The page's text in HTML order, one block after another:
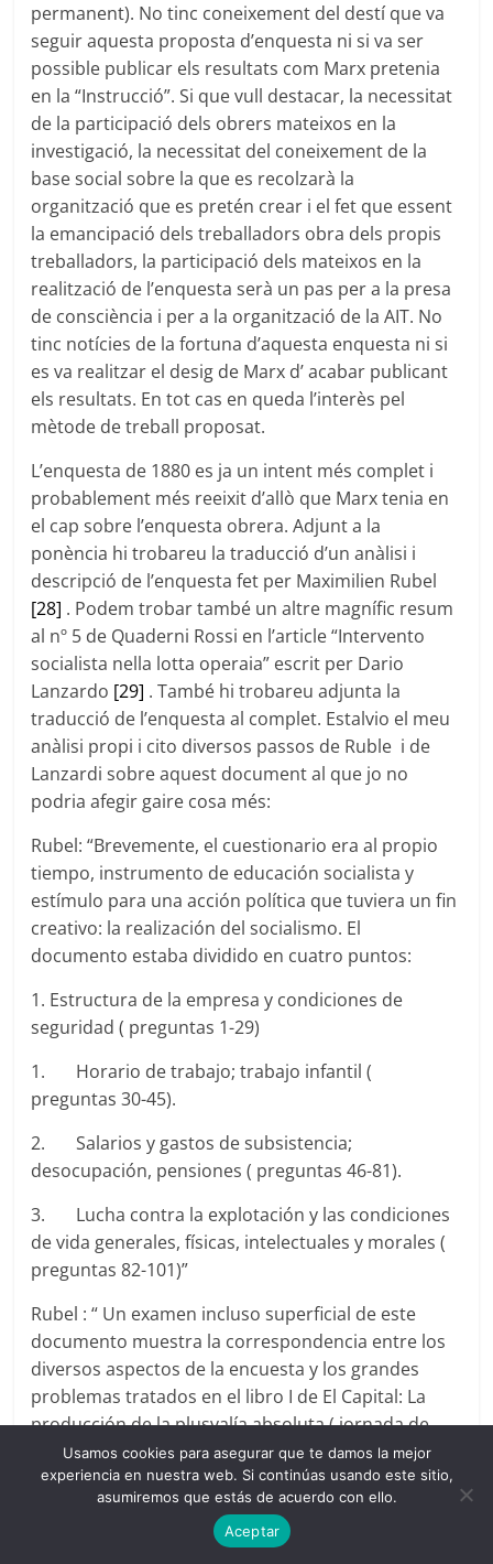
permanent). No tinc coneixement del destí que va
seguir aquesta proposta d’enquesta ni si va ser
possible publicar els resultats com Marx pretenia
en la “Instrucció”. Si que vull destacar, la necessitat
de la participació dels obrers mateixos en la
investigació, la necessitat del coneixement de la
base social sobre la que es recolzarà la
organització que es pretén crear i el fet que essent
la emancipació dels treballadors obra dels propis
treballadors, la participació dels mateixos en la
realització de l’enquesta serà un pas per a la presa
de consciència i per a la organització de la AIT. No
tinc notícies de la fortuna d’aquesta enquesta ni si
es va realitzar el desig de Marx d’ acabar publicant
els resultats. En tot cas en queda l’interès pel
mètode de treball proposat.
L’enquesta de 1880 es ja un intent més complet i
probablement més reeixit d’allò que Marx tenia en
el cap sobre l’enquesta obrera. Adjunt a la
ponència hi trobareu la traducció d’un anàlisi i
descripció de l’enquesta fet per Maximilien Rubel
[28] . Podem trobar també un altre magnífic resum
al nº 5 de Quaderni Rossi en l’article “Intervento
socialista nella lotta operaia” escrit per Dario
Lanzardo [29] . També hi trobareu adjunta la
traducció de l’enquesta al complet. Estalvio el meu
anàlisi propi i cito diversos passos de Ruble i de
Lanzardi sobre aquest document al que jo no
podria afegir gaire cosa més:
Rubel: “Brevemente, el cuestionario era al propio
tiempo, instrumento de educación socialista y
estímulo para una acción política que tuviera un fin
creativo: la realización del socialismo. El
documento estaba dividido en cuatro puntos:
1. Estructura de la empresa y condiciones de
seguridad ( preguntas 1-29)
1. Horario de trabajo; trabajo infantil (
preguntas 30-45).
2. Salarios y gastos de subsistencia;
desocupación, pensiones ( preguntas 46-81).
3. Lucha contra la explotación y las condiciones
de vida generales, físicas, intelectuales y morales (
preguntas 82-101)”
Rubel : “ Un examen incluso superficial de este
documento muestra la correspondencia entre los
diversos aspectos de la encuesta y los grandes
problemas tratados en el libro I de El Capital: La
producción de la plusvalía absoluta ( jornada de
trabajo), la producción de la plusvalía relativa (
división e intensificación del trabajo, legislación de
fábricas, etc.), el salario ( salario a tiempo, salario a
destajo). Dado que las descripciones y las
Usamos cookies para asegurar que te damos la mejor
experiencia en nuestra web. Si continúas usando este sitio,
asumiremos que estás de acuerdo con ello.
Aceptar